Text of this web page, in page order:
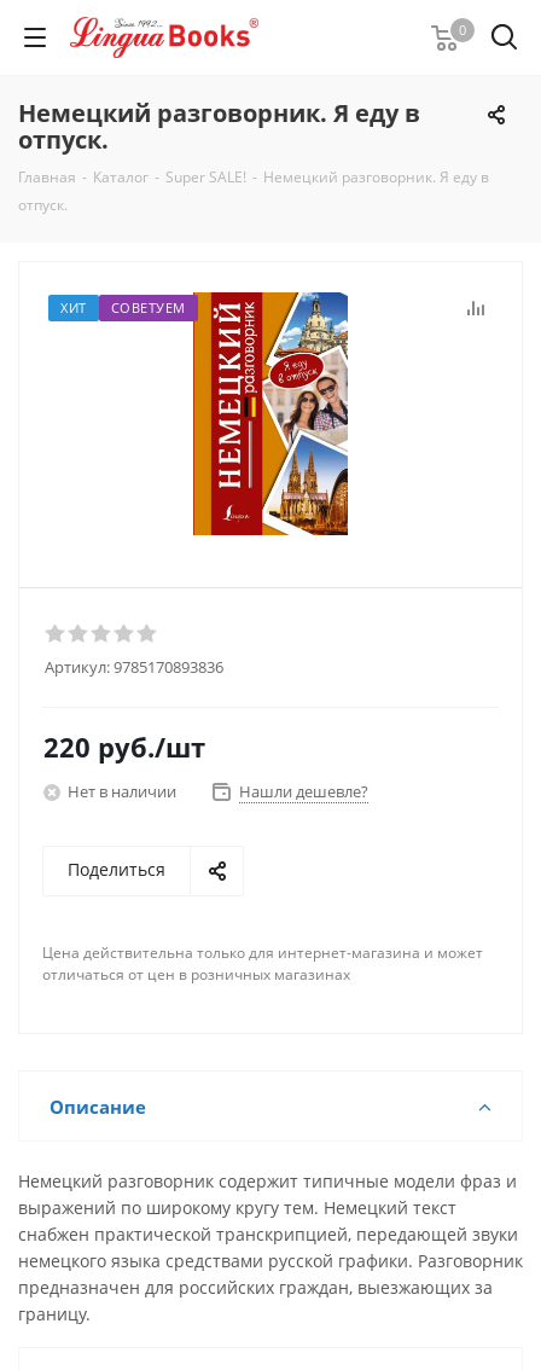
0
Немецкий разговорник. Я еду в
отпуск.
Главная - Каталог - Super SALE! - Немецкий разговорник. Я еду в
отпуск.
ХИТ СОВЕТУЕМ
Артикул:9785170893836
220 руб./шт
Нет в наличии Нашли дешевле?
Поделиться
Цена действительна только для интернет-магазина и может
отличаться от цен в розничных магазинах
Описание
Немецкий разговорник содержит типичные модели фраз и
выражений по широкому кругу тем. Немецкий текст
снабжен практической транскрипцией, передающей звуки
немецкого языка средствами русской графики. Разговорник
предназначен для российских граждан, выезжающих за
границу.